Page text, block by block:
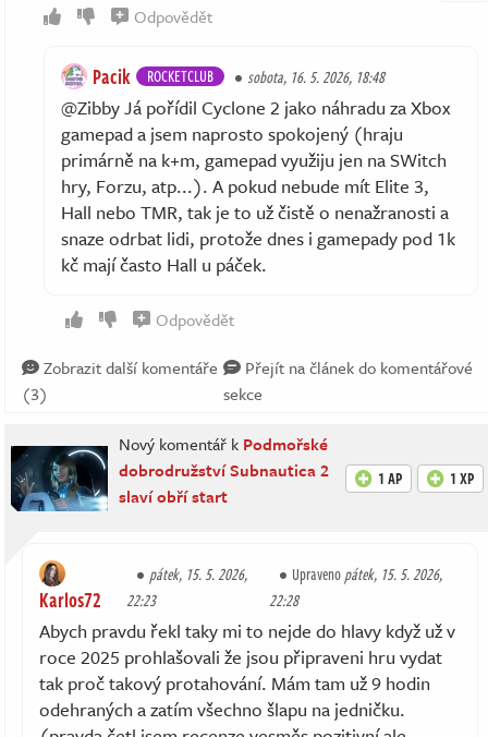
Odpovědět
Pacik ROCKETCLUB sobota, 16. 5. 2026, 18:48
@Zibby Já pořídil Cyclone 2 jako náhradu za Xbox
gamepad a jsem naprosto spokojený (hraju
primárně na k+m, gamepad využiju jen na SWitch
hry, Forzu, atp...). A pokud nebude mít Elite 3,
Hall nebo TMR, tak je to už čistě o nenažranosti a
snaze odrbat lidi, protože dnes i gamepady pod 1k
kč mají často Hall u páček.
Odpovědět
Zobrazit další komentáře
(3)
Přejít na článek do komentářové
sekce
Nový komentář k Podmořské
dobrodružství Subnautica 2
slaví obří start
1 AP 1 XP
Karlos72
pátek, 15. 5. 2026,
22:23
Upravenopátek, 15. 5. 2026,
22:28
Abych pravdu řekl taky mi to nejde do hlavy když už v
roce 2025 prohlašovali že jsou připraveni hru vydat
tak proč takový protahování. Mám tam už 9 hodin
odehraných a zatím všechno šlapu na jedničku.